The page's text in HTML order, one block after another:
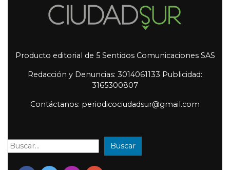
Producto editorial de 5 Sentidos Comunicaciones SAS
Redacción y Denuncias: 3014061133 Publicidad:
3165300807
Contáctanos: periodicociudadsur@gmail.com
Buscar: Buscar